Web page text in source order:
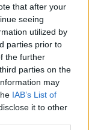
that after your
seeing
utilized by
parties prior to
the further
parties on the
may
IAB’s List of
it to other
i cantieri
su Rai 1
estinzione
il made in Italy